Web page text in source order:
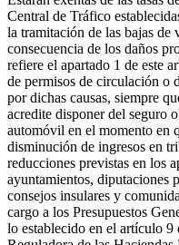
Central de Tráfico
la tramitación de las bajas de
consecuencia de los daños
refiere el apartado 1 de este
de permisos de circulación o
por dichas causas, siempre
acredite disponer del seguro
automóvil en el momento en
disminución de ingresos en
reducciones previstas en los
ayuntamientos, diputaciones
consejos insulares y
cargo a los Presupuestos
lo establecido en el artículo